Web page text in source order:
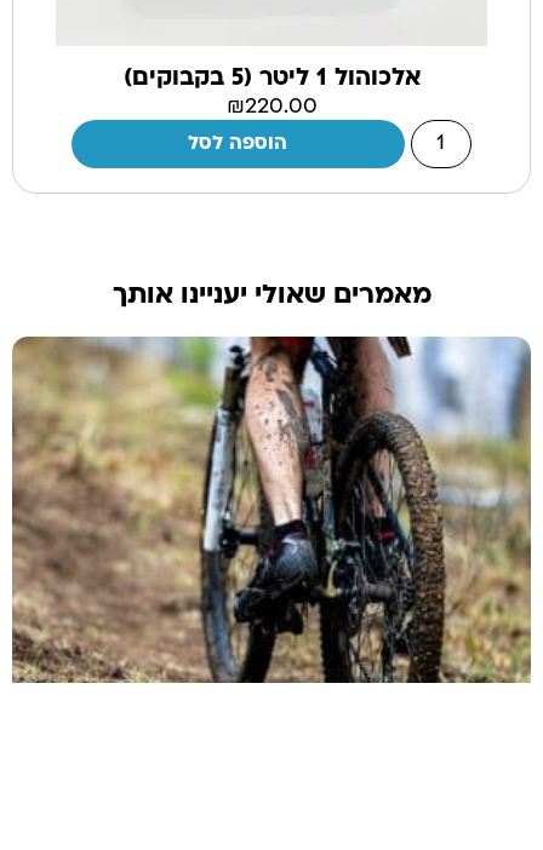
אלכוהול 1 ליטר (5 בקבוקים)
₪220.00
הוספה לסל
מאמרים שאולי יעניינו אותך